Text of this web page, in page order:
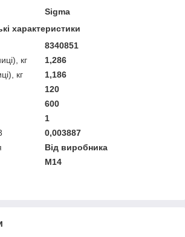
Sigma
характеристики
8340851
кг
1,286
кг
1,186
120
600
1
0,003887
Від виробника
М14